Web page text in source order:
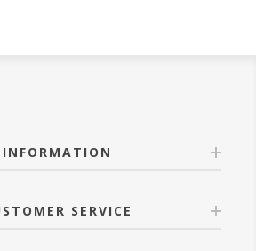
INFORMATION
SERVICE